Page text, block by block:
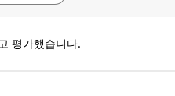
평가했습니다.